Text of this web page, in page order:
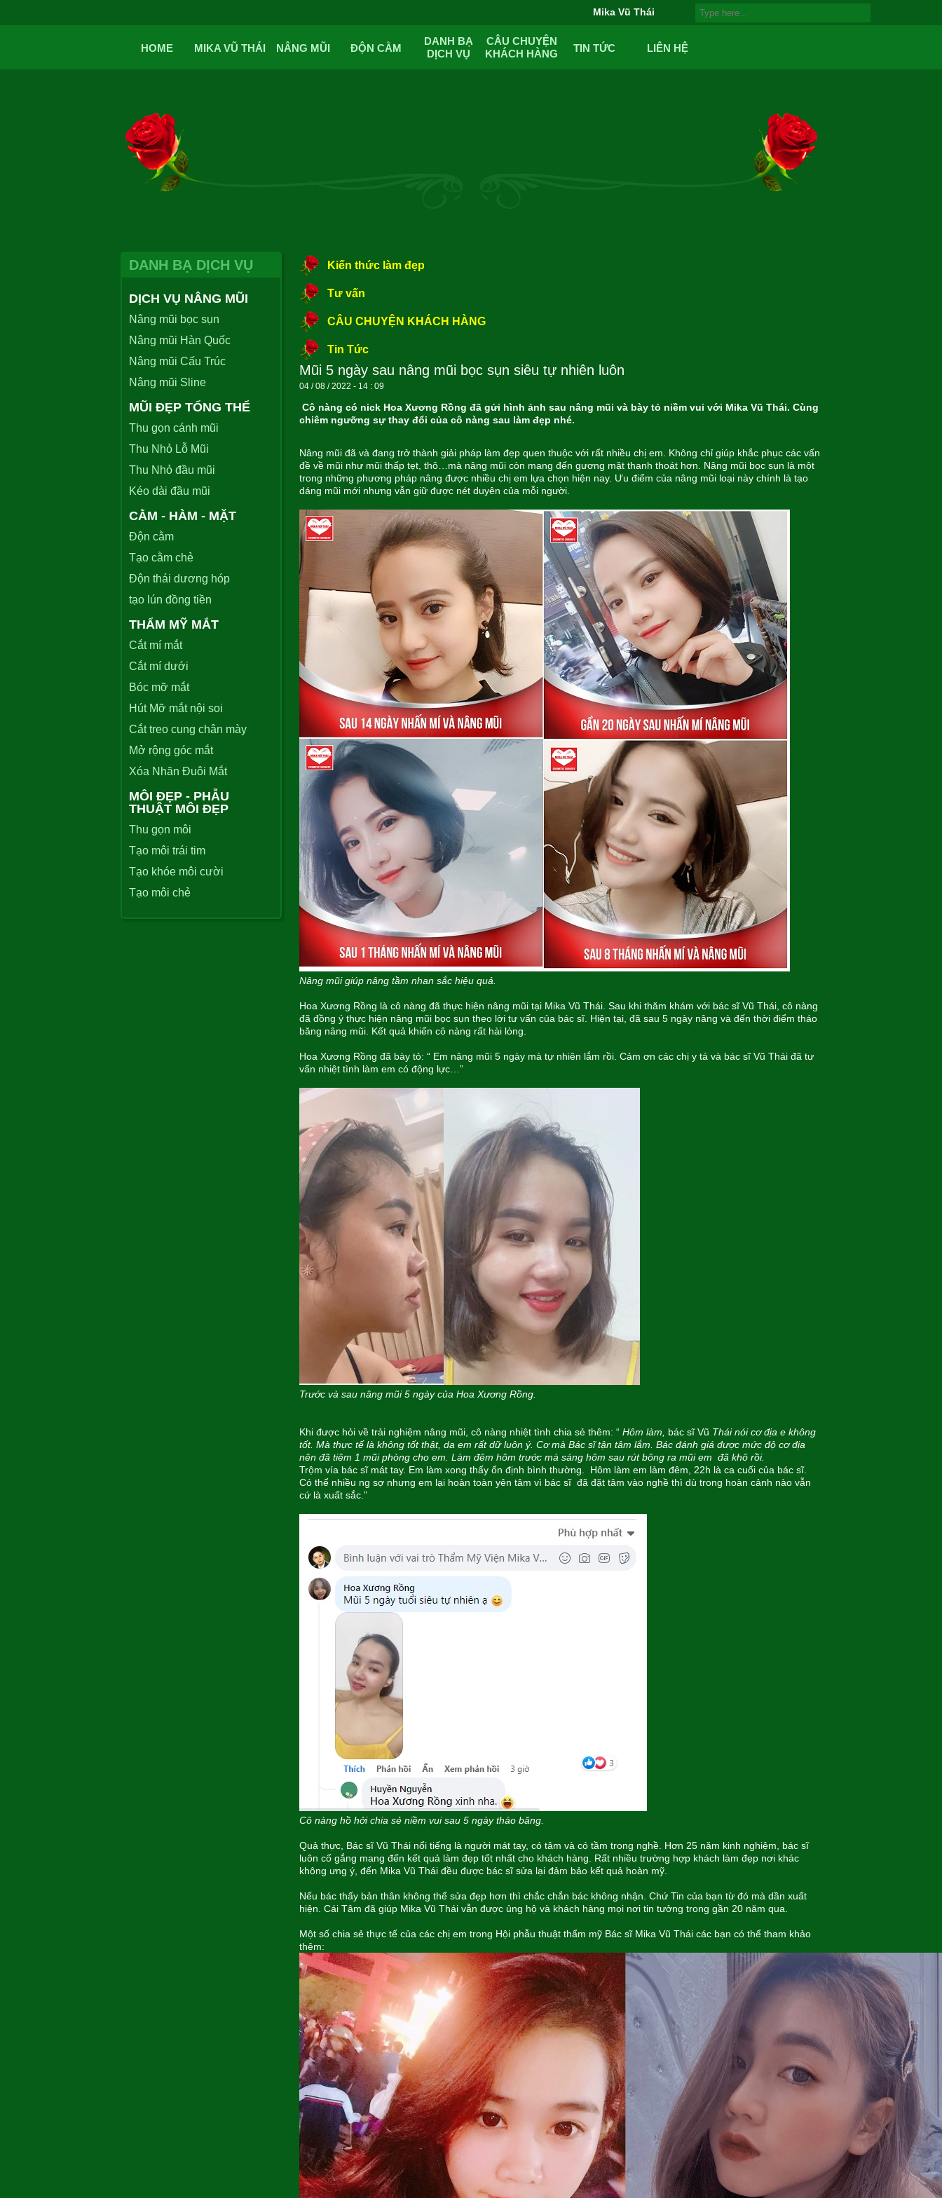
Mika Vũ Thái
HOME MIKA VŨ THÁI NÂNG MŨI ĐỘN CẰM
DANH BẠ
DỊCH VỤ
CÂU CHUYỆN
KHÁCH HÀNG
TIN TỨC LIÊN HỆ
DANH BẠ DỊCH VỤ
DỊCH VỤ NÂNG MŨI
Nâng mũi bọc sụn
Nâng mũi Hàn Quốc
Nâng mũi Cấu Trúc
Nâng mũi Sline
MŨI ĐẸP TỔNG THỂ
Thu gọn cánh mũi
Thu Nhỏ Lỗ Mũi
Thu Nhỏ đầu mũi
Kéo dài đầu mũi
CẰM - HÀM - MẶT
Độn cằm
Tạo cằm chẻ
Độn thái dương hóp
tạo lún đồng tiền
THẨM MỸ MẮT
Cắt mí mắt
Cắt mí dưới
Bóc mỡ mắt
Hút Mỡ mắt nội soi
Cắt treo cung chân mày
Mở rộng góc mắt
Xóa Nhăn Đuôi Mắt
MÔI ĐẸP - PHẪU
THUẬT MÔI ĐẸP
Thu gọn môi
Tạo môi trái tim
Tạo khóe môi cười
Tạo môi chẻ
Kiến thức làm đẹp
Tư vấn
CÂU CHUYỆN KHÁCH HÀNG
Tin Tức
Mũi 5 ngày sau nâng mũi bọc sụn siêu tự nhiên luôn
04 / 08 / 2022 - 14 : 09
Cô nàng có nick Hoa Xương Rồng đã gửi hình ảnh sau nâng mũi và bày tỏ niềm vui với Mika Vũ Thái. Cùng
chiêm ngưỡng sự thay đổi của cô nàng sau làm đẹp nhé.
Nâng mũi đã và đang trở thành giải pháp làm đẹp quen thuộc với rất nhiều chị em. Không chỉ giúp khắc phục các vấn
đề về mũi như mũi thấp tẹt, thô…mà nâng mũi còn mang đến gương mặt thanh thoát hơn. Nâng mũi bọc sụn là một
trong những phương pháp nâng được nhiều chị em lựa chọn hiện nay. Ưu điểm của nâng mũi loại này chính là tạo
dáng mũi mới nhưng vẫn giữ được nét duyên của mỗi người.
Nâng mũi giúp nâng tầm nhan sắc hiệu quả.
Hoa Xương Rồng là cô nàng đã thực hiện nâng mũi tại Mika Vũ Thái. Sau khi thăm khám với bác sĩ Vũ Thái, cô nàng
đã đồng ý thực hiện nâng mũi bọc sụn theo lời tư vấn của bác sĩ. Hiện tại, đã sau 5 ngày nâng và đến thời điểm tháo
băng nâng mũi. Kết quả khiến cô nàng rất hài lòng.
Hoa Xương Rồng đã bày tỏ: “ Em nâng mũi 5 ngày mà tự nhiên lắm rồi. Cảm ơn các chị y tá và bác sĩ Vũ Thái đã tư
vấn nhiệt tình làm em có động lực…”
Trước và sau nâng mũi 5 ngày của Hoa Xương Rồng.
Khi được hỏi về trải nghiệm nâng mũi, cô nàng nhiệt tình chia sẻ thêm: “ Hôm làm, bác sĩ Vũ Thái nói cơ địa e không
tốt. Mà thực tế là không tốt thật, da em rất dữ luôn ý. Cơ mà Bác sĩ tận tâm lắm. Bác đánh giá được mức độ cơ địa
nên đã tiêm 1 mũi phòng cho em. Làm đêm hôm trước mà sáng hôm sau rút bông ra mũi em đã khô rồi.
Trộm vía bác sĩ mát tay. Em làm xong thấy ổn định bình thường. Hôm làm em làm đêm, 22h là ca cuối của bác sĩ.
Có thể nhiều ng sợ nhưng em lại hoàn toàn yên tâm vì bác sĩ đã đặt tâm vào nghề thì dù trong hoàn cảnh nào vẫn
cứ là xuất sắc.”
Cô nàng hồ hởi chia sẻ niềm vui sau 5 ngày tháo băng.
Quả thực, Bác sĩ Vũ Thái nổi tiếng là người mát tay, có tâm và có tầm trong nghề. Hơn 25 năm kinh nghiệm, bác sĩ
luôn cố gắng mang đến kết quả làm đẹp tốt nhất cho khách hàng. Rất nhiều trường hợp khách làm đẹp nơi khác
không ưng ý, đến Mika Vũ Thái đều được bác sĩ sửa lại đảm bảo kết quả hoàn mỹ.
Nếu bác thấy bản thân không thể sửa đẹp hơn thì chắc chắn bác không nhận. Chứ Tin của bạn từ đó mà dần xuất
hiện. Cái Tâm đã giúp Mika Vũ Thái vẫn được ủng hộ và khách hàng mọi nơi tin tưởng trong gần 20 năm qua.
Một số chia sẻ thực tế của các chị em trong Hội phẫu thuật thẩm mỹ Bác sĩ Mika Vũ Thái các bạn có thể tham khảo
thêm: